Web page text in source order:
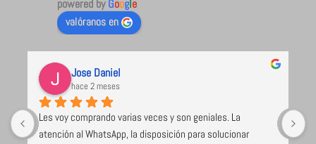
powered byGoogle
valóranos en
Jose Daniel
hace 2 meses
Les voy comprando varias veces y son geniales. La
atención al WhatsApp, la disposición para solucionar